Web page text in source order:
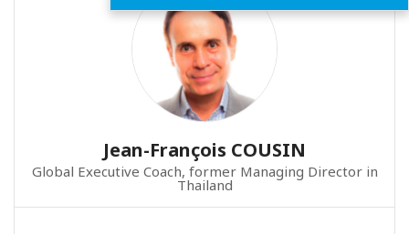
Jean-François COUSIN
Global Executive Coach, former Managing Director in
Thailand